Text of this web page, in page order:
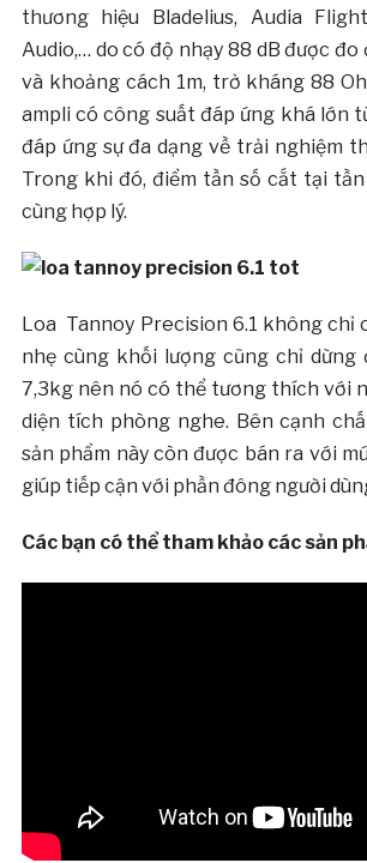
thương hiệu Bladelius, Audia
Audio,… do có độ nhạy 88 dB được đo
và khoảng cách 1m, trở kháng 88
ampli có công suất đáp ứng khá lớn
đáp ứng sự đa dạng về trải nghiệm
Trong khi đó, điểm tần số cắt tại tần
cùng hợp lý.
Loa Tannoy Precision 6.1 không chỉ
nhẹ cùng khối lượng cũng chỉ dừng
7,3kg nên nó có thể tương thích với
diện tích phòng nghe. Bên cạnh
sản phẩm này còn được bán ra với
giúp tiếp cận với phần đông người
Các bạn có thể tham khảo các sản